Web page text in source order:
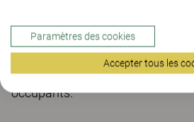
Renault, vise à faire du campus
fonctionnel, inspirant,
l’environnement et centré sur le
occupants.
Paramètres des cookies
Accepter tous les